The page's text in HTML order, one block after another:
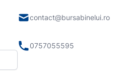
contact@bursabinelui.ro
0757055595